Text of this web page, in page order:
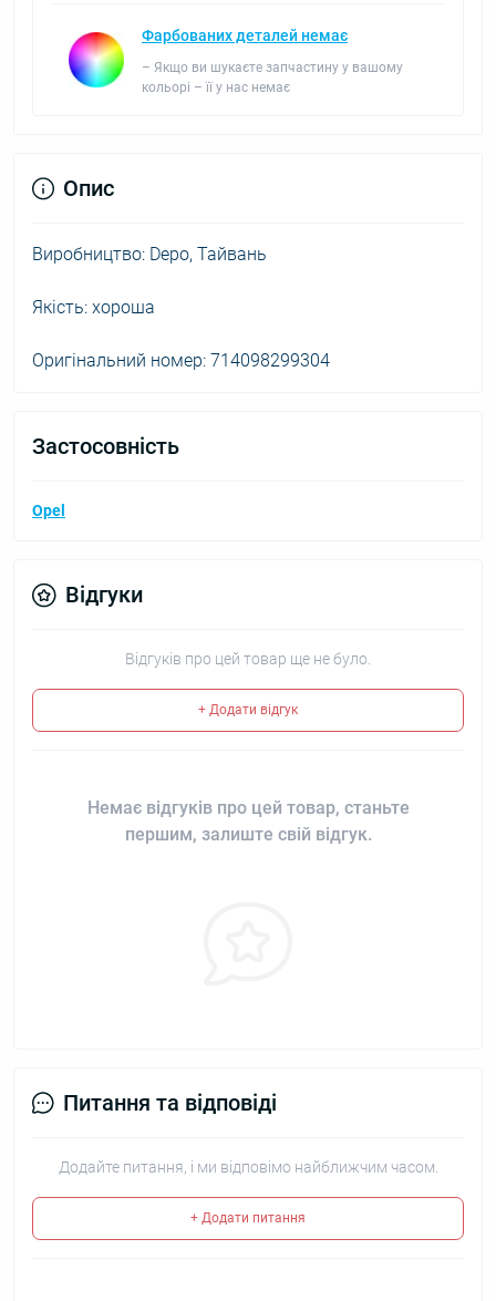
Фарбованих деталей немає
– Якщо ви шукаєте запчастину у вашому
кольорі – її у нас немає
Опис
Виробництво: Depo, Тайвань
Якість: хороша
Оригінальний номер: 714098299304
Застосовність
Opel
Відгуки
Відгуків про цей товар ще не було.
+ Додати відгук
Немає відгуків про цей товар, станьте
першим, залиште свій відгук.
Питання та відповіді
Додайте питання, і ми відповімо найближчим часом.
+ Додати питання